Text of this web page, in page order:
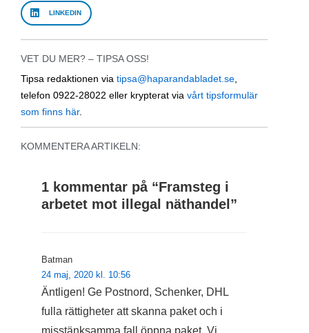
LINKEDIN
VET DU MER? – TIPSA OSS!
Tipsa redaktionen via tipsa@haparandabladet.se
telefon 0922-28022 eller krypterat via vårt tipsformulär
som finns här.
KOMMENTERA ARTIKELN:
1 kommentar på “Framsteg i
arbetet mot illegal näthandel”
Batman
24 maj, 2020 kl. 10:56
Äntligen! Ge Postnord, Schenker, DHL
fulla rättigheter att skanna paket och i
misstänksamma fall öppna paket. Vi